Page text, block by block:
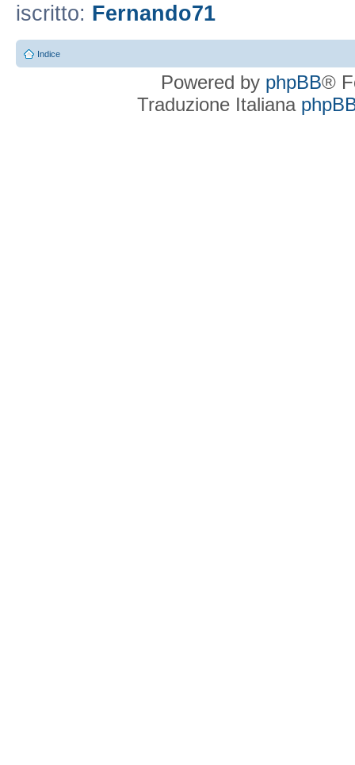
iscritto: Fernando71
Indice
Powered by phpBB®
Traduzione Italiana